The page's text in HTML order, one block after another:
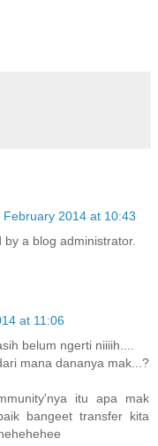
February 2014 at 10:43
a blog administrator.
at 11:06
belum ngerti niiiih....
mana dananya mak...?
itu apa mak
bangeet transfer kita